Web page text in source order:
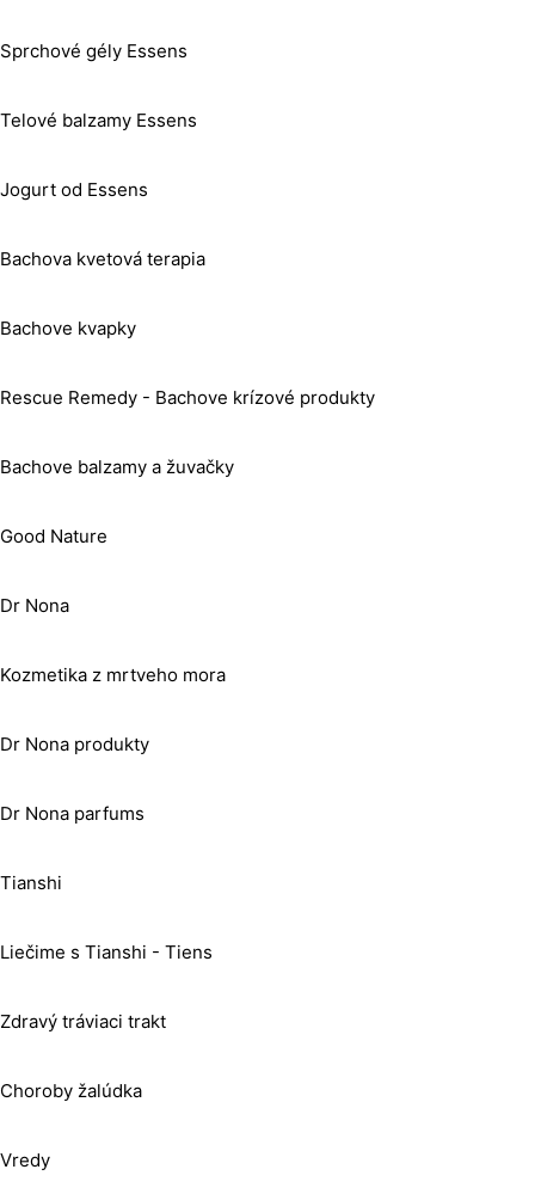
Sprchové gély Essens
Telové balzamy Essens
Jogurt od Essens
Bachova kvetová terapia
Bachove kvapky
Rescue Remedy - Bachove krízové produkty
Bachove balzamy a žuvačky
Good Nature
Dr Nona
Kozmetika z mrtveho mora
Dr Nona produkty
Dr Nona parfums
Tianshi
Liečime s Tianshi - Tiens
Zdravý tráviaci trakt
Choroby žalúdka
Vredy